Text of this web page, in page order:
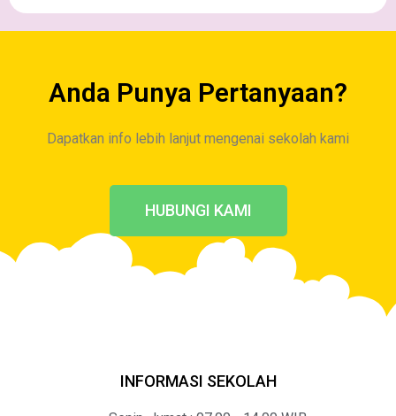
Anda Punya Pertanyaan?
Dapatkan info lebih lanjut mengenai sekolah kami
HUBUNGI KAMI
INFORMASI SEKOLAH